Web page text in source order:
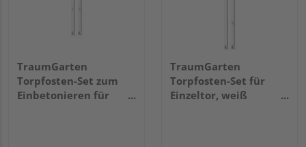
TraumGarten
Torpfosten-Set zum
Einbetonieren für
TraumGarten
Torpfosten-Set für
Einzeltor, weiß